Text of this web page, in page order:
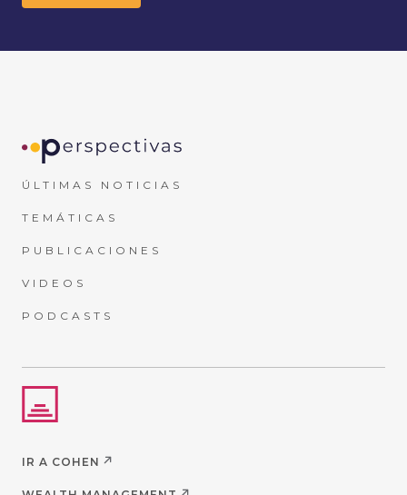
ÚLTIMAS NOTICIAS
TEMÁTICAS
PUBLICACIONES
VIDEOS
PODCASTS
IR A COHEN